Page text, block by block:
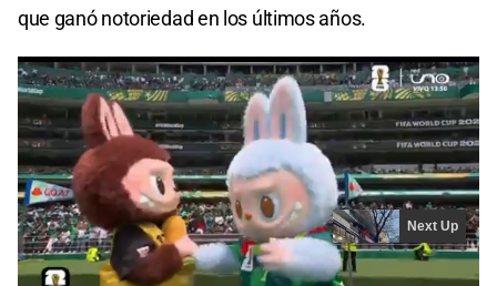
que ganó notoriedad en los últimos años.